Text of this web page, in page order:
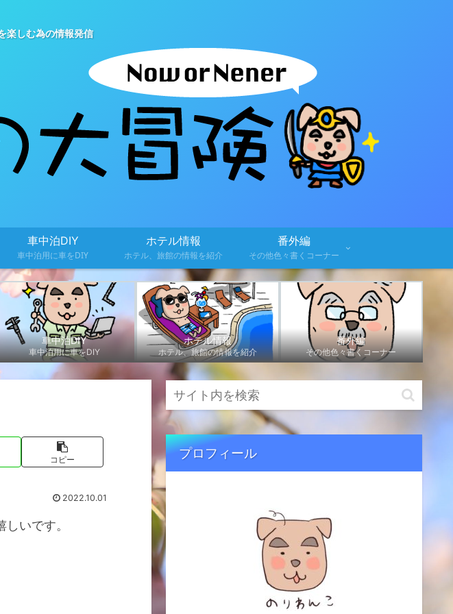
楽しむ為の情報発信
車中泊DIY
車中泊用に車をDIY
ホテル情報
ホテル、旅館の情報を紹介
番外編
その他色々書くコーナー
車中泊DIY
車中泊用に車をDIY
ホテル情報
ホテル、旅館の情報を紹介
番外編
その他色々書くコーナー
コピー
2022.10.01
いです。
プロフィール